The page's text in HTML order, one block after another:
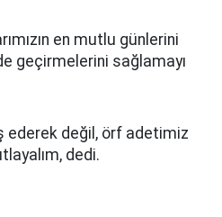
en mutlu günlerini
geçirmelerini sağlamayı
ederek değil, örf adetimiz
dedi.